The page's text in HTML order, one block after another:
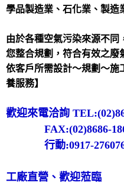
學品製造業、石化業、製造
由於各種空氣污染來源不同
您整合規劃，符合有效之廢
依客戶所需設計～規劃～施
養服務】
歡迎來電洽詢
FAX:(02)8686-
行動:0917-276076
工廠直營、歡迎